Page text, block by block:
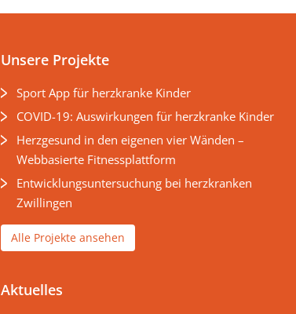
Unsere Projekte
Sport App für herzkranke Kinder
COVID-19: Auswirkungen für herzkranke Kinder
Herzgesund in den eigenen vier Wänden –
Webbasierte Fitnessplattform
Entwicklungsuntersuchung bei herzkranken
Zwillingen
Alle Projekte ansehen
Aktuelles